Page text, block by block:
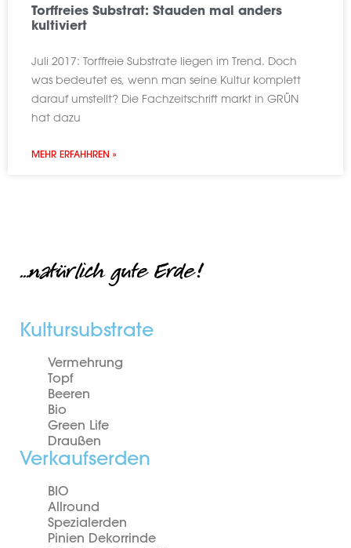
Torffreies Substrat: Stauden mal anders
kultiviert
Juli 2017: Torffreie Substrate liegen im Trend. Doch
was bedeutet es, wenn man seine Kultur komplett
darauf umstellt? Die Fachzeitschrift markt in GRÜN
hat dazu
MEHR ERFAHHREN »
...natürlich gute Erde!
Kultursubstrate
Vermehrung
Topf
Beeren
Bio
Green Life
Draußen
Verkaufserden
BIO
Allround
Spezialerden
Pinien Dekorrinde